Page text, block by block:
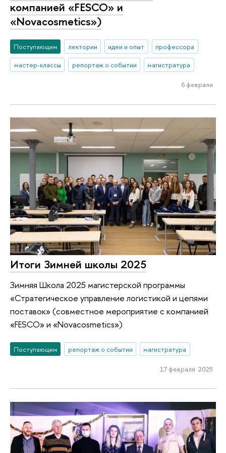
компанией «FESCO» и
«Novacosmetics»)
Поступающим лектории идеи и опыт
профессора
мастер-классы
репортаж о событии магистратура
6 февраля
Итоги Зимней школы 2025
Зимняя Школа 2025 магистерской программы
«Стратегическое управление логистикой и цепями
поставок» (совместное мероприятие с компанией
«FESCO» и «Novacosmetics»)
Поступающим репортаж о событии магистратура
17 февраля 2025